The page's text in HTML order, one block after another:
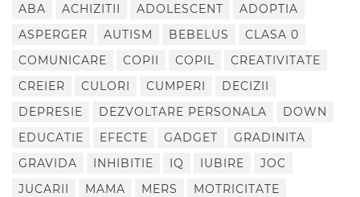
ABA ACHIZITII ADOLESCENT
ADOPTIA
ASPERGER
AUTISM BEBELUS
CLASA 0
COMUNICARE
COPII COPIL
CREATIVITATE
CREIER
CULORI CUMPERI
DECIZII
DEPRESIE
DEZVOLTARE PERSONALA
DOWN
EDUCATIE
EFECTE GADGET
GRADINITA
GRAVIDA
INHIBITIE IQ IUBIRE
JOC
JUCARII
MAMA MERS
MOTRICITATE